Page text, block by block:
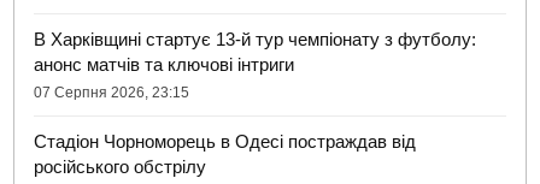
В Харківщині стартує 13-й тур чемпіонату з футболу:
анонс матчів та ключові інтриги
07 Серпня 2026, 23:15
Стадіон Чорноморець в Одесі постраждав від
російського обстрілу